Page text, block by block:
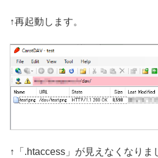
↑再起動します。
↑「.htaccess」が見えなくなりま